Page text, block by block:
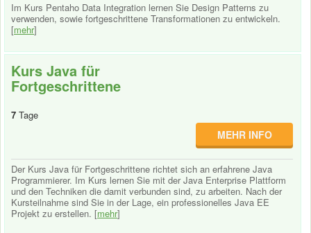
Im Kurs Pentaho Data Integration lernen Sie Design Patterns zu
verwenden, sowie fortgeschrittene Transformationen zu entwickeln.
[mehr]
Kurs Java für
Fortgeschrittene
7 Tage
MEHR INFO
Der Kurs Java für Fortgeschrittene richtet sich an erfahrene Java
Programmierer. Im Kurs lernen Sie mit der Java Enterprise Plattform
und den Techniken die damit verbunden sind, zu arbeiten. Nach der
Kursteilnahme sind Sie in der Lage, ein professionelles Java EE
Projekt zu erstellen. [mehr]